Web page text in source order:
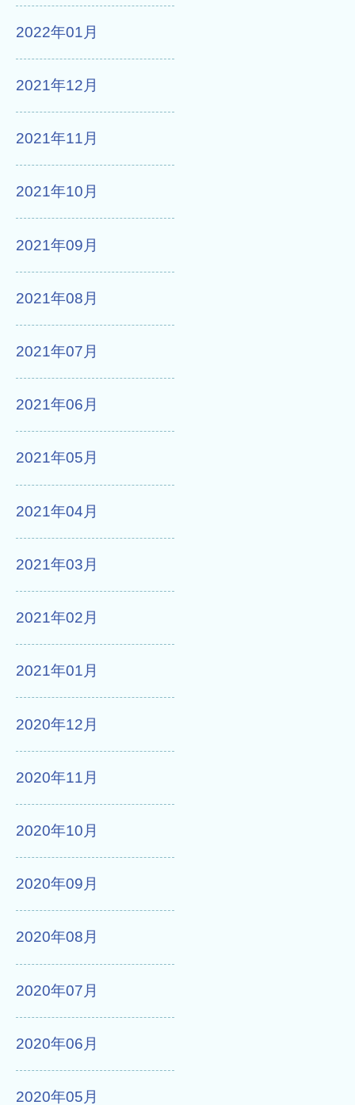
2022年01月
2021年12月
2021年11月
2021年10月
2021年09月
2021年08月
2021年07月
2021年06月
2021年05月
2021年04月
2021年03月
2021年02月
2021年01月
2020年12月
2020年11月
2020年10月
2020年09月
2020年08月
2020年07月
2020年06月
2020年05月